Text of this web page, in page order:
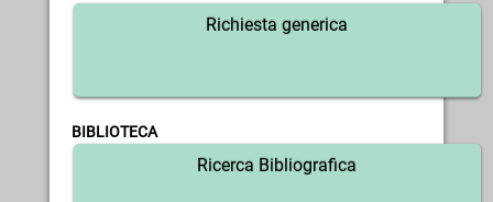
Richiesta generica
BIBLIOTECA
Ricerca Bibliografica